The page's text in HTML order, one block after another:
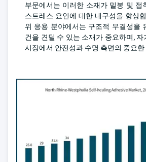
부문에서는 이러한 소재가 밀봉 및 접
스트레스 요인에 대한 내구성을 향상
위 응용 분야에서는 구조적 무결성을
건을 견딜 수 있는 소재가 중요하며,
시장에서 안전성과 수명 측면의 중요